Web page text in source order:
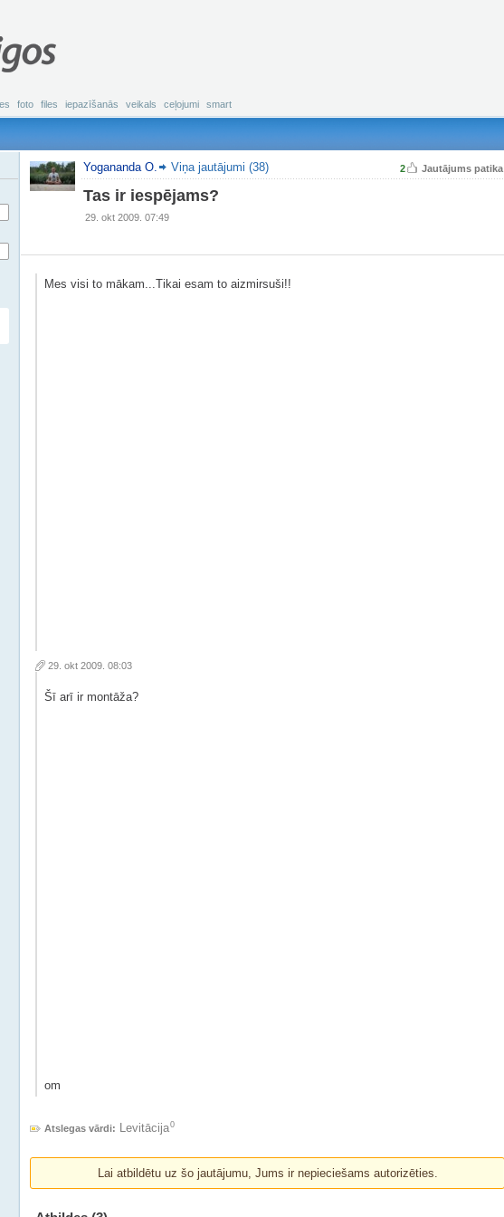
foto files iepazīšanās veikals ceļojumi smart
2 Jautājums patika
Yogananda O. Viņa jautājumi (38)
Tas ir iespējams?
29. okt 2009. 07:49
Mes visi to mākam...Tikai esam to aizmirsuši!!
29. okt 2009. 08:03
Šī arī ir montāža?
om
Atslegas vārdi: Levitācija0
Lai atbildētu uz šo jautājumu, Jums ir nepieciešams autorizēties.